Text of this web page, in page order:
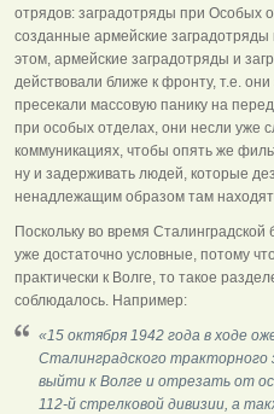
отрядов: заградотряды при Особых
созданные армейские
этом, армейские заградотряды и
действовали ближе к фронту, т.е.
пресекали массовую панику на
при особых отделах, они несли уже
коммуникациях, чтобы опять же
ну и задерживать людей, которые
ненадлежащим образом там
Поскольку во время
уже достаточно условные, потому
практически к Волге, то такое
соблюдалось. Например:
«15 октября 1942 года в ходе
Сталинградского тракторного
выйти к Волге и отрезать от
112-й стрелковой дивизии, а